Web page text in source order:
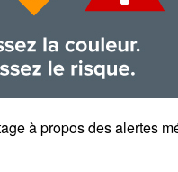
à propos des alertes